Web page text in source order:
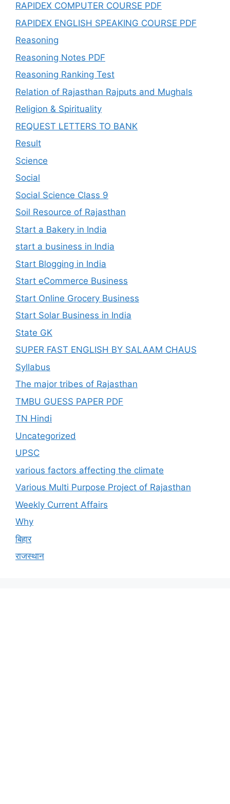
RAPIDEX COMPUTER COURSE PDF
RAPIDEX ENGLISH SPEAKING COURSE PDF
Reasoning
Reasoning Notes PDF
Reasoning Ranking Test
Relation of Rajasthan Rajputs and Mughals
Religion & Spirituality
REQUEST LETTERS TO BANK
Result
Science
Social
Social Science Class 9
Soil Resource of Rajasthan
Start a Bakery in India
start a business in India
Start Blogging in India
Start eCommerce Business
Start Online Grocery Business
Start Solar Business in India
State GK
SUPER FAST ENGLISH BY SALAAM CHAUS
Syllabus
The major tribes of Rajasthan
TMBU GUESS PAPER PDF
TN Hindi
Uncategorized
UPSC
various factors affecting the climate
Various Multi Purpose Project of Rajasthan
Weekly Current Affairs
Why
बिहार
राजस्थान